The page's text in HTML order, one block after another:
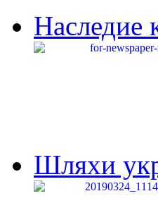
Наследие
Шляхи